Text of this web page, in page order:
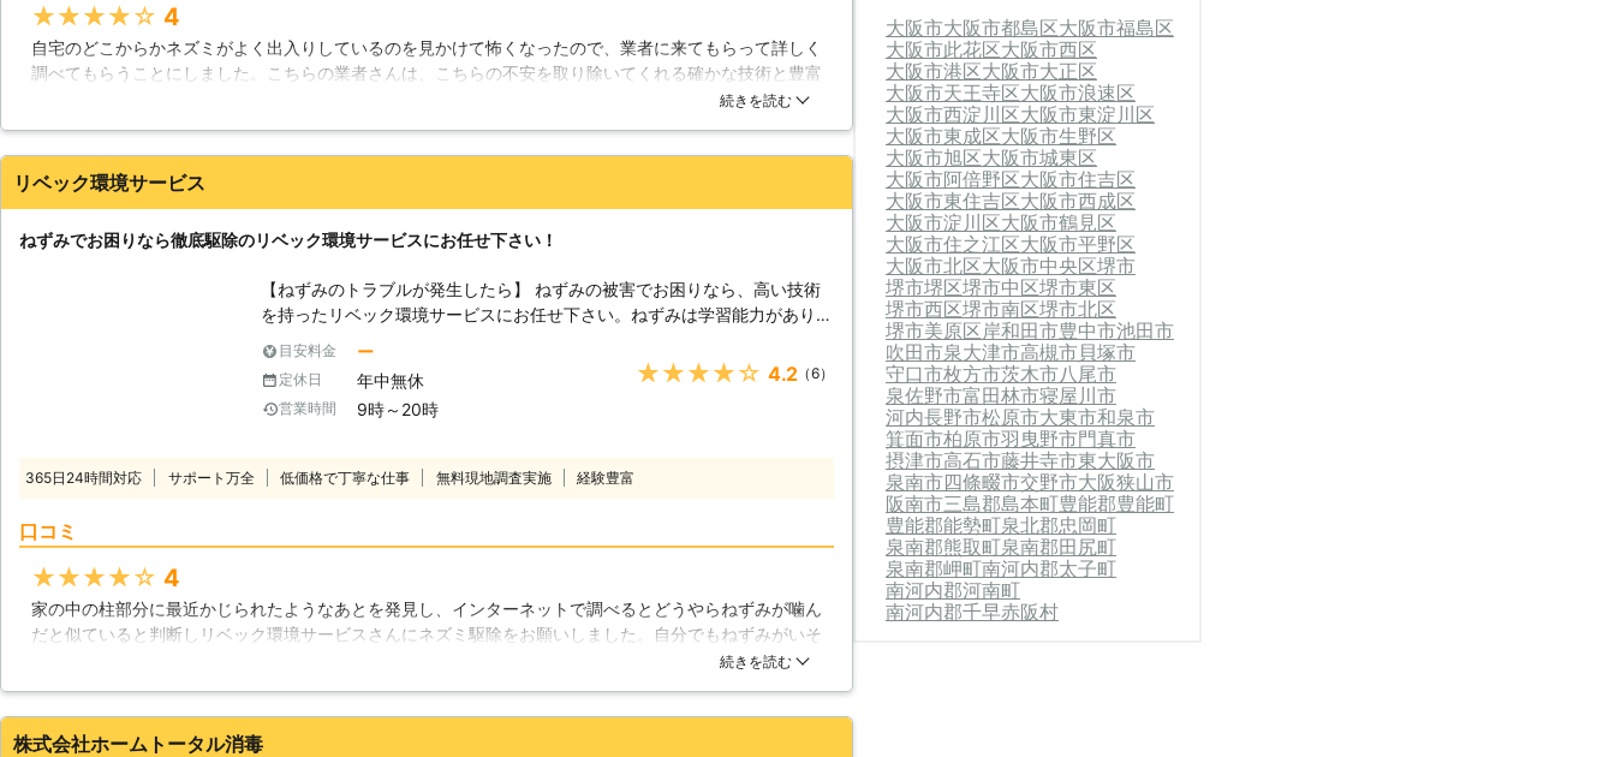
ので、ネズミに関する困りごとは、当社にお任せ頂きたいと考えています。
ご連絡を頂いた際には、お客様のお悩みを解決できるようスタッフ一同全力
で対応したいと思っていますので、お気軽にご連絡ください。皆様の期待に
応えます。
★★★★★ 4
自宅のどこからかネズミがよく出入りしているのを見かけて怖くなったので、業者に来てもらって詳しく
調べてもらうことにしました。こちらの業者さんは、こちらの不安を取り除いてくれる確かな技術と豊富
な知識を持っているという点がすごく魅力的でしたのでお願いをすることにしました。そして作業当日に
兵庫県 西宮市 2016年12月23日
続きを読む
リベック環境サービス
ねずみでお困りなら徹底駆除のリベック環境サービスにお任せ下さい！
【ねずみのトラブルが発生したら】 ねずみの被害でお困りなら、高い技術
を持ったリベック環境サービスにお任せ下さい。ねずみは学習能力がありま
すので、現場に合った施工を行い、ねずみ駆除を行います。またねずみの進
入路を防いで長期的にネズミが住み着かないように致します。 【ねずみの
進入を防ぐ】 ねずみを完全に駆除するためには、床下や天井裏を調査し、
ねずみの出入り口になっている穴をふさぐことが重要です。建物にはラット
経路を発見することができます。コンクリートの建物でも、電気や通信設備
の配線を通すために穴が開けてあります。この進入路を断つことで新たにや
染症を持っていることが多く、サルモネラ菌などを媒介し衛生的被害をもた
繁殖能力が高く、多産で成長が速いので、一匹でも発見したら増えてしまう
前に、ねずみ駆除を弊社までご依頼することをお勧め致します。
目安料金 ー
定休日 年中無休
営業時間 9時～20時
★★★★★ 4.2 （6）
365日24時間対応 サポート万全 低価格で丁寧な仕事 無料現地調査実施 経験豊富
口コミ
★★★★★ 4
家の中の柱部分に最近かじられたようなあとを発見し、インターネットで調べるとどうやらねずみが噛ん
だと似ていると判断しリベック環境サービスさんにネズミ駆除をお願いしました。自分でもねずみがいそ
うなところを見てみたのですが姿を見つけることができませんでした。その点プロはいろいろと知識があ
大阪府 大阪市淀川区 2016年12月20日
続きを読む
株式会社ホームトータル消毒
大阪市大阪市都島区大阪市福島区
大阪市此花区大阪市西区
大阪市港区大阪市大正区
大阪市天王寺区大阪市浪速区
大阪市西淀川区大阪市東淀川区
大阪市東成区大阪市生野区
大阪市旭区大阪市城東区
大阪市阿倍野区大阪市住吉区
大阪市東住吉区大阪市西成区
大阪市淀川区大阪市鶴見区
大阪市住之江区大阪市平野区
大阪市北区大阪市中央区堺市
堺市堺区堺市中区堺市東区
堺市西区堺市南区堺市北区
堺市美原区岸和田市豊中市池田市
吹田市泉大津市高槻市貝塚市
守口市枚方市茨木市八尾市
泉佐野市富田林市寝屋川市
河内長野市松原市大東市和泉市
箕面市柏原市羽曳野市門真市
摂津市高石市藤井寺市東大阪市
泉南市四條畷市交野市大阪狭山市
阪南市三島郡島本町豊能郡豊能町
豊能郡能勢町泉北郡忠岡町
泉南郡熊取町泉南郡田尻町
泉南郡岬町南河内郡太子町
南河内郡河南町
南河内郡千早赤阪村